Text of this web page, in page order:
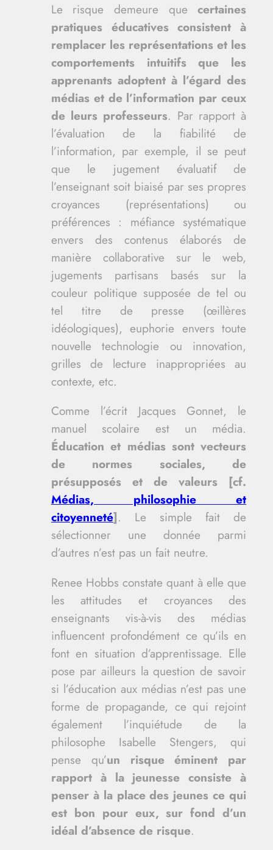
Le risque demeure quecertaines
pratiques éducatives consistent à
remplacer les représentations et les
comportements intuitifs que les
apprenants adoptent à l’égard des
médias et de l’information par ceux
de leurs professeurs. Par rapport à
l’évaluation de la fiabilité de
l’information, par exemple, il se peut
que le jugement évaluatif de
l’enseignant soit biaisé par ses propres
croyances (représentations) ou
préférences : méfiance systématique
envers des contenus élaborés de
manière collaborative sur le web,
jugements partisans basés sur la
couleur politique supposée de tel ou
tel titre de presse (œillères
idéologiques), euphorie envers toute
nouvelle technologie ou innovation,
grilles de lecture inappropriées au
contexte, etc.
Comme l’écrit Jacques Gonnet, le
manuel scolaire est un média.
Éducation et médias sont vecteurs
de normes sociales, de
présupposés et de valeurs [cf.
Médias, philosophie et
citoyenneté]. Le simple fait de
sélectionner une donnée parmi
d’autres n’est pas un fait neutre.
Renee Hobbs constate quant à elle que
les attitudes et croyances des
enseignants vis-à-vis des médias
influencent profondément ce qu’ils en
font en situation d’apprentissage. Elle
pose par ailleurs la question de savoir
si l’éducation aux médias n’est pas une
forme de propagande, ce qui rejoint
également l’inquiétude de la
philosophe Isabelle Stengers, qui
pense qu’un risque éminent par
rapport à la jeunesse consiste à
penser à la place des jeunes ce qui
est bon pour eux, sur fond d’un
idéal d’absence de risque.